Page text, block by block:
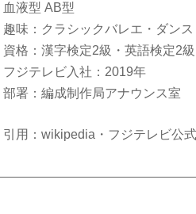
血液型 AB型
趣味：クラシックバレエ・ダン
資格：漢字検定2級・英語検定2
フジテレビ入社：2019年
部署：編成制作局アナウンス室
引用：wikipedia・フジテレビ公